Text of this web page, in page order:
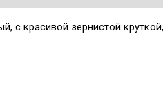
с красивой зернистой